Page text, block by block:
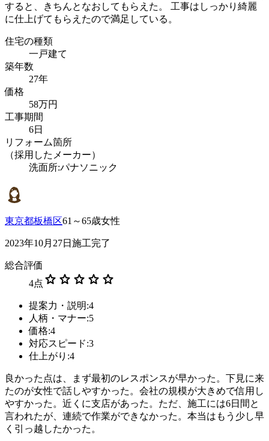
すると、きちんとなおしてもらえた。 工事はしっかり綺麗
に仕上げてもらえたので満足している。
住宅の種類
一戸建て
築年数
27年
価格
58万円
工事期間
6日
リフォーム箇所
（採用したメーカー）
洗面所:パナソニック
東京都板橋区61～65歳女性
2023年10月27日施工完了
総合評価
4点 star star star star star
提案力・説明:4
人柄・マナー:5
価格:4
対応スピード:3
仕上がり:4
良かった点は、まず最初のレスポンスが早かった。下見に来
たのが女性で話しやすかった。会社の規模が大きめで信用し
やすかった。近くに支店があった。ただ、施工には6日間と
言われたが、連続で作業ができなかった。本当はもう少し早
く引っ越したかった。